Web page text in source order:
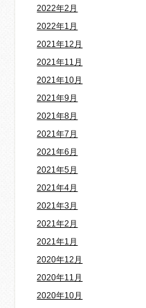
2022年2月
2022年1月
2021年12月
2021年11月
2021年10月
2021年9月
2021年8月
2021年7月
2021年6月
2021年5月
2021年4月
2021年3月
2021年2月
2021年1月
2020年12月
2020年11月
2020年10月